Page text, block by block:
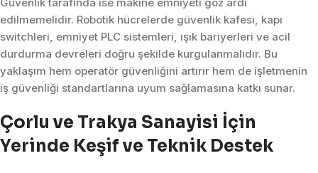
edilmemelidir. Robotik hücrelerde güvenlik kafesi, kapı
switchleri, emniyet PLC sistemleri, ışık bariyerleri ve acil
durdurma devreleri doğru şekilde kurgulanmalıdır. Bu
yaklaşım hem operatör güvenliğini artırır hem de işletmenin
iş güvenliği standartlarına uyum sağlamasına katkı sunar.
Çorlu ve Trakya Sanayisi İçin
Yerinde Keşif ve Teknik Destek